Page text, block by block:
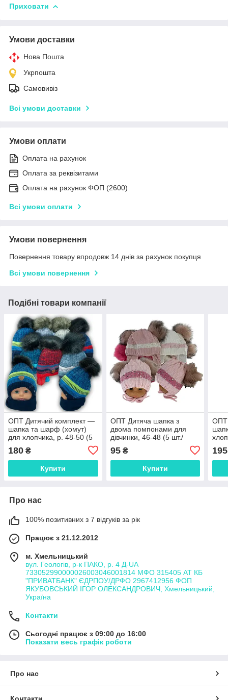
Приховати
Умови доставки
Нова Пошта
Укрпошта
Самовивіз
Всі умови доставки
Умови оплати
Оплата на рахунок
Оплата за реквізитами
Оплата на рахунок ФОП (2600)
Всі умови оплати
Умови повернення
Повернення товару впродовж 14 днів за рахунок покупця
Всі умови повернення
Подібні товари компанії
ОПТ Дитячий комплект —
шапка та шарф (хомут)
для хлопчика, р. 48-50 (5
180 ₴
Купити
ОПТ Дитяча шапка з
двома помпонами для
дівчинки, 46-48 (5 шт./
95₴
Купити
ОПТ
195
Про нас
100% позитивних з 7 відгуків за рік
Працює з 21.12.2012
м. Хмельницький
вул. Геологів, р-к ПАКО, р. 4 Д-UA
733052990000026003046001814 МФО 315405 АТ КБ
"ПРИВАТБАНК" ЄДРПОУ/ДРФО 2967412956 ФОП
ЯКУБОВСЬКИЙ ІГОР ОЛЕКСАНДРОВИЧ, Хмельницький,
Україна
Контакти
Сьогодні працює з 09:00 до 16:00
Показати весь графік роботи
Про нас
Контакти